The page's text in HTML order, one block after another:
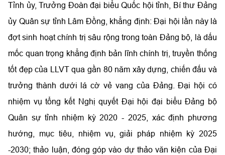
Tỉnh ủy, Trưởng Đoàn đại biểu Quốc hội tỉnh, Bí thư Đảng
ủy Quân sự tỉnh Lâm Đồng, khẳng định: Đại hội lần này là
đợt sinh hoạt chính trị sâu rộng trong toàn Đảng bộ, là dấu
mốc quan trọng khẳng định bản lĩnh chính trị, truyền thống
tốt đẹp của LLVT qua gần 80 năm xây dựng, chiến đấu và
trưởng thành dưới lá cờ vẻ vang của Đảng. Đại hội có
nhiệm vụ tổng kết Nghị quyết Đại hội đại biểu Đảng bộ
Quân sự tỉnh nhiệm kỳ 2020 - 2025, xác định phương
hướng, mục tiêu, nhiệm vụ, giải pháp nhiệm kỳ 2025
-2030; thảo luận, đóng góp vào dự thảo văn kiện của Đại